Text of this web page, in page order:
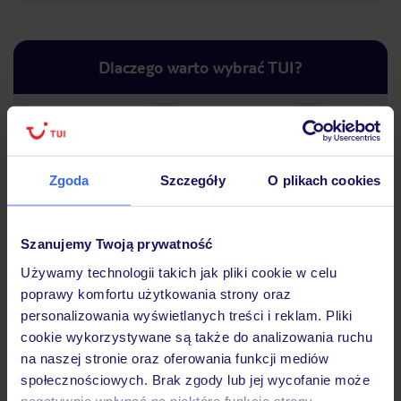
Zgoda Szczegóły O plikach cookies
Szanujemy Twoją prywatność
Używamy technologii takich jak pliki cookie w celu
poprawy komfortu użytkowania strony oraz
personalizowania wyświetlanych treści i reklam. Pliki
cookie wykorzystywane są także do analizowania ruchu
na naszej stronie oraz oferowania funkcji mediów
społecznościowych. Brak zgody lub jej wycofanie może
Dlaczego warto wybrać TUI?
podróży w Polsce
Hotel
Opinie